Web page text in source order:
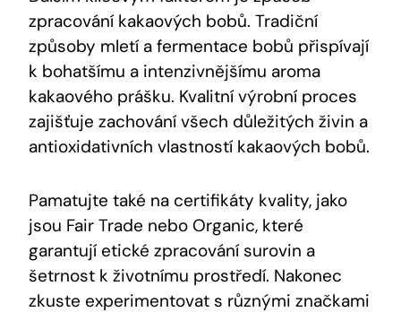
zpracování kakaových bobů. Tradiční
způsoby mletí a fermentace bobů přispívají
k bohatšímu a intenzivnějšímu aroma
kakaového prášku. Kvalitní výrobní proces
zajišťuje zachování všech důležitých živin a
antioxidativních vlastností kakaových bobů.
Pamatujte také na certifikáty kvality, jako
jsou Fair Trade nebo Organic, které
garantují etické zpracování surovin a
šetrnost k životnímu prostředí. Nakonec
zkuste experimentovat s různými značkami